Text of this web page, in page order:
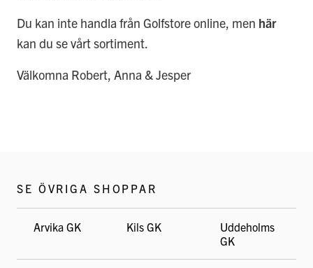
Du kan inte handla från Golfstore online, men här
kan du se vårt sortiment.
Välkomna Robert, Anna & Jesper
SE ÖVRIGA SHOPPAR
Arvika GK Kils GK
Uddeholms
GK